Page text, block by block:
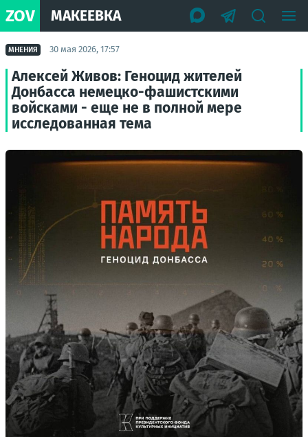
ZOV МАКЕЕВКА
МНЕНИЯ 30 мая 2026, 17:57
Алексей Живов: Геноцид жителей
Донбасса немецко-фашистскими
войсками - еще не в полной мере
исследованная тема